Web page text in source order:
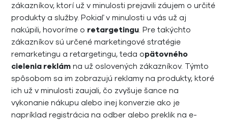
zákazníkov, ktorí už v minulosti prejavili záujem o určité
produkty a služby. Pokiaľ v minulosti u vás už aj
nakúpili, hovoríme o retargetingu. Pre takýchto
zákazníkov sú určené marketingové stratégie
remarketingu a retargetingu, teda opätovného
cielenia reklám na už oslovených zákazníkov. Týmto
spôsobom sa im zobrazujú reklamy na produkty, ktoré
ich už v minulosti zaujali, čo zvyšuje šance na
vykonanie nákupu alebo inej konverzie ako je
napríklad registrácia na odber alebo preklik na e-